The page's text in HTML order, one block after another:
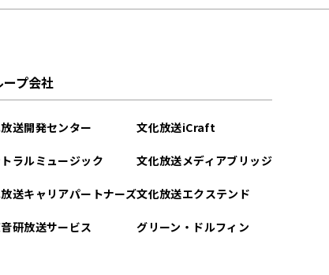
プ会社
送開発センター
ラルミュージック
送キャリアパートナーズ
研放送サービス
文化放送iCraft
文化放送メディアブリッジ
文化放送エクステンド
グリーン・ドルフィン